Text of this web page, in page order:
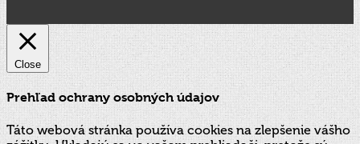
Close
Prehľad ochrany osobných údajov
Táto webová stránka používa cookies na zlepšenie vášho